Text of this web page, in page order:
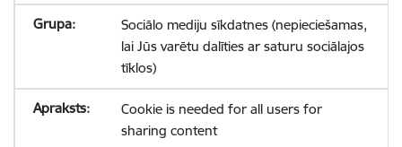
Sociālo mediju sīkdatnes (nepieciešamas,
lai Jūs varētu dalīties ar saturu sociālajos
tīklos)
Cookie is needed for all users for
sharing content